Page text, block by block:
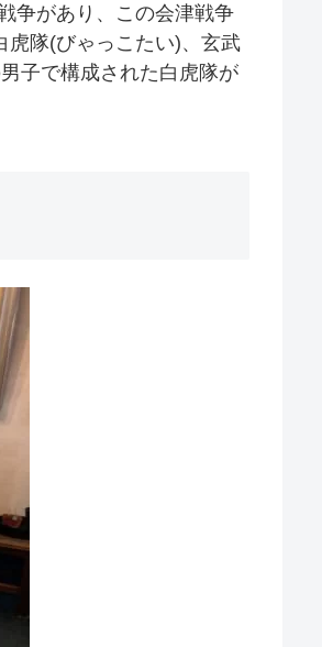
争があり、この会津戦争
虎隊(びゃっこたい)、玄武
子で構成された白虎隊が